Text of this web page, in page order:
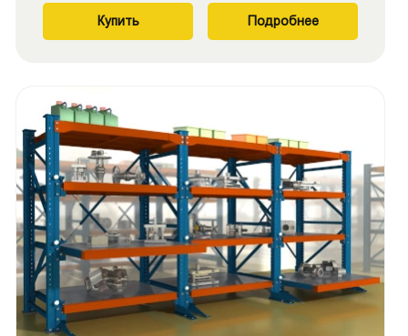
Купить Подробнее